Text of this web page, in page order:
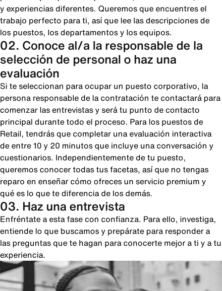
y experiencias diferentes. Queremos que encuentres el
trabajo perfecto para ti, así que lee las descripciones de
los puestos, los departamentos y los equipos.
02. Conoce al/a la responsable de la
selección de personal o haz una
evaluación
Si te seleccionan para ocupar un puesto corporativo, la
persona responsable de la contratación te contactará para
comenzar las entrevistas y será tu punto de contacto
principal durante todo el proceso. Para los puestos de
Retail, tendrás que completar una evaluación interactiva
de entre 10 y 20 minutos que incluye una conversación y
cuestionarios. Independientemente de tu puesto,
queremos conocer todas tus facetas, así que no tengas
reparo en enseñar cómo ofreces un servicio premium y
qué es lo que te diferencia de los demás.
03. Haz una entrevista
Enfréntate a esta fase con confianza. Para ello, investiga,
entiende lo que buscamos y prepárate para responder a
las preguntas que te hagan para conocerte mejor a ti y a tu
experiencia.